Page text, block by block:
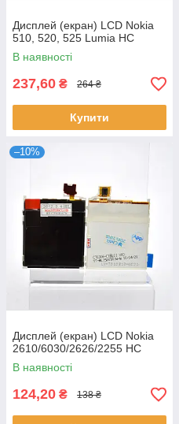
Дисплей (екран) LCD Nokia
510, 520, 525 Lumia HC
В наявності
237,60 ₴ 264 ₴
Купити
–10%
Дисплей (екран) LCD Nokia
2610/6030/2626/2255 HC
В наявності
124,20 ₴ 138 ₴